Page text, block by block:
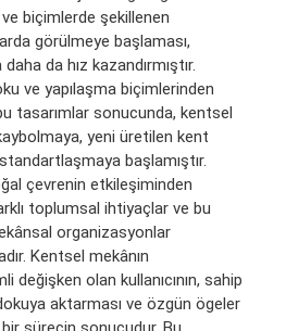
biçimlerde şekillenen
görülmeye başlaması,
da hız kazandırmıştır.
ve yapılaşma biçimlerinden
tasarımlar sonucunda, kentsel
yeni üretilen kent
başlamıştır.
çevrenin etkileşiminden
toplumsal ihtiyaçlar ve bu
organizasyonlar
Kentsel mekânın
değişken olan kullanıcının, sahip
aktarması ve özgün ögeler